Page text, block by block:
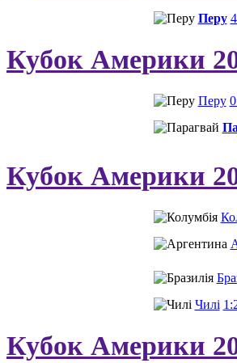
Перу
Кубок Америки
Перу
Кубок Америки
Чилі
Кубок Америки